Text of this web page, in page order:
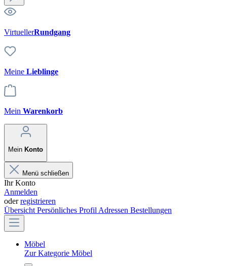
VirtuellerRundgang
Meine Lieblinge
Mein Warenkorb
Mein Konto
Menü schließen
Ihr Konto
Anmelden
oderregistrieren
Übersicht Persönliches Profil Adressen Bestellungen
Möbel
Zur Kategorie Möbel